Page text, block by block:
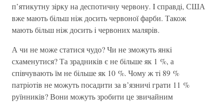
п’ятикутну зiрку на деспотичну червону. I справдi, США
вже мають бiльш нiж досить червоної фарби. Також
мають бiльш нiж досить i червоних малярiв.
А чи не може статися чудо? Чи не зможуть янкi
схаменутися? Та зрадникiв є не бiльше як 1 %, а
спiвчувають їм не бiльше як 10 %. Чому ж тi 89 %
патрiотiв не можуть посадити за в’язничі грати 11 %
руїнників? Вони можуть зробити це звичайним